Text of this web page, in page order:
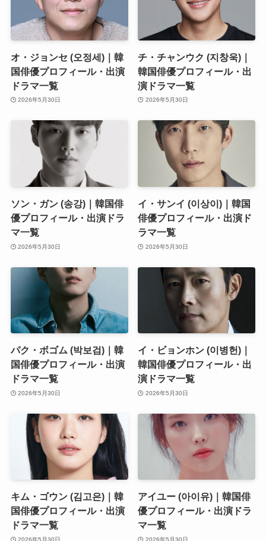
オ・ジョンセ (오정세)｜韓
国俳優プロフィール・出演
ドラマ一覧
2026年5月30日
チ・チャンウク (지창욱)｜
韓国俳優プロフィール・出
演ドラマ一覧
2026年5月30日
ソン・ガン (송강)｜韓国俳
優プロフィール・出演ドラ
マ一覧
2026年5月30日
イ・サンイ (이상이)｜韓国
俳優プロフィール・出演ド
ラマ一覧
2026年5月30日
パク・ボゴム (박보검)｜韓
国俳優プロフィール・出演
ドラマ一覧
2026年5月30日
イ・ビョンホン (이병헌)｜
韓国俳優プロフィール・出
演ドラマ一覧
2026年5月30日
キム・ゴウン (김고은)｜韓
国俳優プロフィール・出演
ドラマ一覧
2026年5月30日
アイユー (아이유)｜韓国俳
優プロフィール・出演ドラ
マ一覧
2026年5月30日